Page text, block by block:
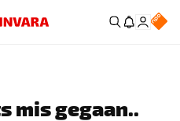
mis gegaan..